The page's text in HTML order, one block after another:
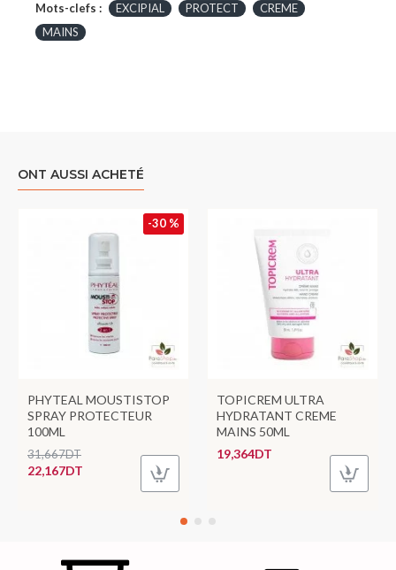
Mots-clefs : EXCIPIAL PROTECT
CREME
MAINS
ONT AUSSI ACHETÉ
-30 %
PHYTEAL MOUSTISTOP
SPRAY PROTECTEUR
100ML
22,167DT
31,667DT
TOPICREM ULTRA
HYDRATANT CREME
MAINS 50ML
19,364DT